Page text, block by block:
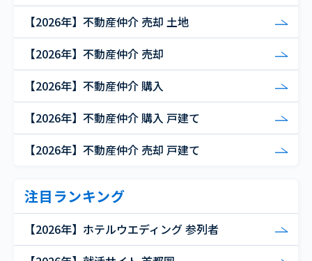
【2026年】不動産仲介 売却 土地
【2026年】不動産仲介 売却
【2026年】不動産仲介 購入
【2026年】不動産仲介 購入 戸建て
【2026年】不動産仲介 売却 戸建て
注目ランキング
【2026年】ホテルウエディング 参列者